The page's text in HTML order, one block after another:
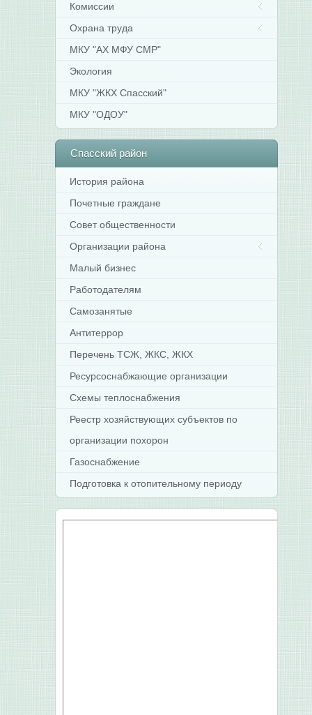
Комиссии
Охрана труда
МКУ "АХ МФУ СМР"
Экология
МКУ "ЖКХ Спасский"
МКУ "ОДОУ"
Спасскийрайон
История района
Почетные граждане
Совет общественности
Организации района
Малый бизнес
Работодателям
Самозанятые
Антитеррор
Перечень ТСЖ, ЖКС, ЖКХ
Ресурсоснабжающие организации
Схемы теплоснабжения
Реестр хозяйствующих субъектов по
организации похорон
Газоснабжение
Подготовка к отопительному периоду